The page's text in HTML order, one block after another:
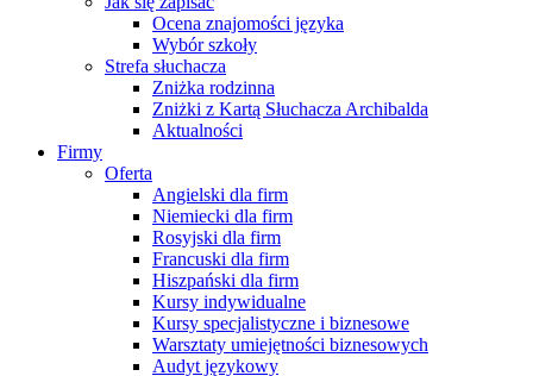
Ocena znajomości języka
Wybór szkoły
Strefa słuchacza
Zniżka rodzinna
Zniżki z Kartą Słuchacza Archibalda
Aktualności
Firmy
Oferta
Angielski dla firm
Niemiecki dla firm
Rosyjski dla firm
Francuski dla firm
Hiszpański dla firm
Kursy indywidualne
Kursy specjalistyczne i biznesowe
Warsztaty umiejętności biznesowych
Audyt językowy